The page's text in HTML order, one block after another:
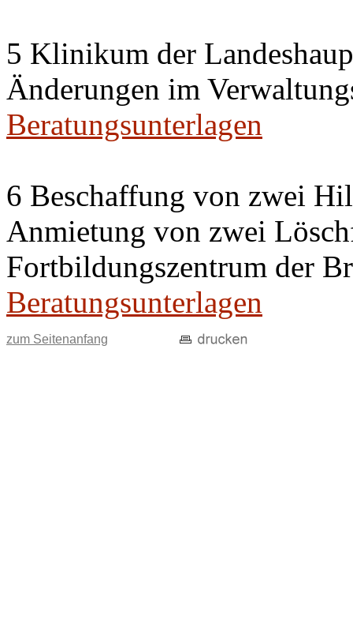
5 Klinikum der
Änderungen im
Beratungsunterlagen
6 Beschaffung von zwei
Anmietung von zwei
Fortbildungszentrum der
Beratungsunterlagen
zum Seitenanfang